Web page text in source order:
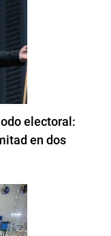
electoral:
en dos